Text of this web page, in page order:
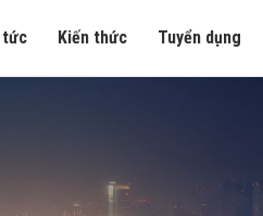
tức Kiến thức Tuyển dụng